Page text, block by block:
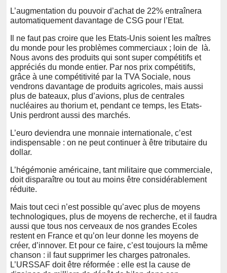
L’augmentation du pouvoir d’achat de 22% entraînera
automatiquement davantage de CSG pour l’Etat.
Il ne faut pas croire que les Etats-Unis soient les maîtres
du monde pour les problèmes commerciaux ; loin de là.
Nous avons des produits qui sont super compétitifs et
appréciés du monde entier. Par nos prix compétitifs,
grâce à une compétitivité par la TVA Sociale, nous
vendrons davantage de produits agricoles, mais aussi
plus de bateaux, plus d’avions, plus de centrales
nucléaires au thorium et, pendant ce temps, les Etats-
Unis perdront aussi des marchés.
L’euro deviendra une monnaie internationale, c’est
indispensable : on ne peut continuer à être tributaire du
dollar.
L’hégémonie américaine, tant militaire que commerciale,
doit disparaître ou tout au moins être considérablement
réduite.
Mais tout ceci n’est possible qu’avec plus de moyens
technologiques, plus de moyens de recherche, et il faudra
aussi que tous nos cerveaux de nos grandes Ecoles
restent en France et qu’on leur donne les moyens de
créer, d’innover. Et pour ce faire, c’est toujours la même
chanson : il faut supprimer les charges patronales.
L’URSSAF doit être réformée : elle est la cause de